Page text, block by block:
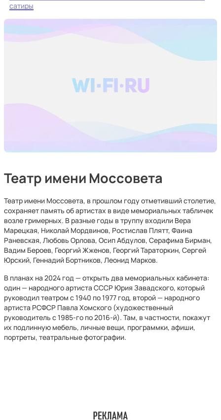
сатиры
Театр имени Моссовета
Театр имени Моссовета, в прошлом году отметивший столетие,
сохраняет память об артистах в виде мемориальных табличек
возле гримерных. В разные годы в труппу входили Вера
Марецкая, Николай Мордвинов, Ростислав Плятт, Фаина
Раневская, Любовь Орлова, Осип Абдулов, Серафима Бирман,
Вадим Бероев, Георгий Жженов, Георгий Тараторкин, Сергей
Юрский, Геннадий Бортников, Леонид Марков.
В планах на 2024 год — открыть два мемориальных кабинета:
один — народного артиста СССР Юрия Завадского, который
руководил театром с 1940 по 1977 год, второй — народного
артиста РСФСР Павла Хомского (художественный
руководитель с 1985-го по 2016-й). Там, в частности, покажут
их подлинную мебель, личные вещи, программки, афиши,
портреты, театральные фотографии.